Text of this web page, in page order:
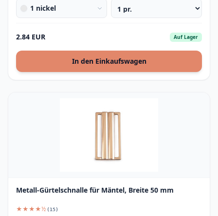
1 nickel
2.84 EUR Auf Lager
In den Einkaufswagen
Metall-Gürtelschnalle für Mäntel, Breite 50 mm
★★★★½ (15)